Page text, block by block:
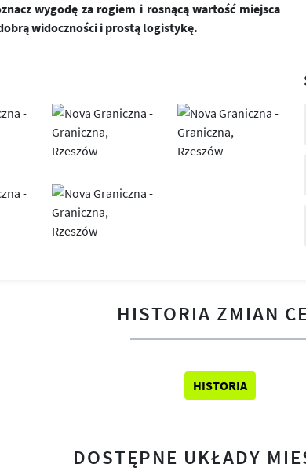
wygodę za rogiem i rosnącą wartość miejsca
widoczności i prostą logistykę.
HISTORIA ZMIAN
HISTORIA
DOSTĘPNE UKŁADY